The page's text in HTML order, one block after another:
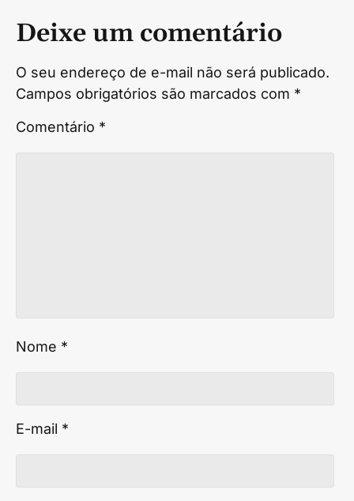
Deixe um comentário
O seu endereço de e-mail não será publicado.
Campos obrigatórios são marcados com *
Comentário *
Nome *
E-mail *